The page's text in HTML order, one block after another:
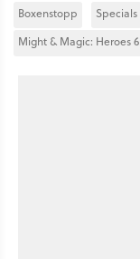
Boxenstopp Specials
Might & Magic: Heroes 6